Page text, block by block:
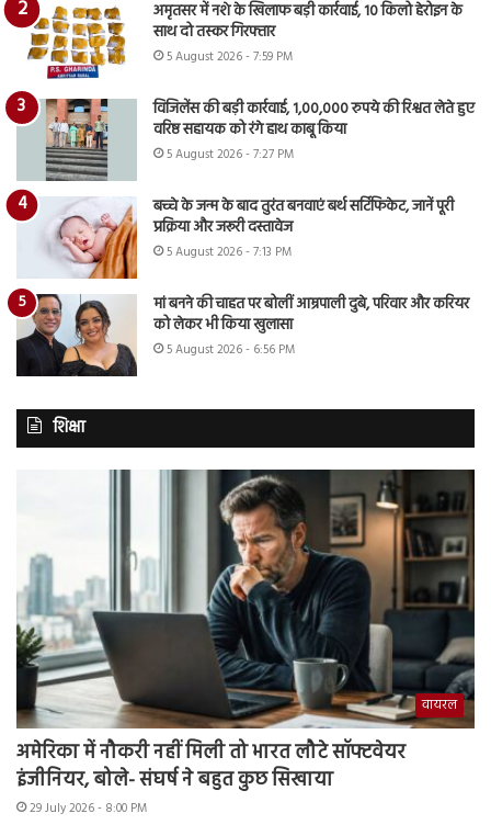
अमृतसर में नशे के खिलाफ बड़ी कार्रवाई, 10 किलो हेरोइन के
साथ दो तस्कर गिरफ्तार
5 August 2026 - 7:59 PM
विजिलेंस की बड़ी कार्रवाई, 1,00,000 रुपये की रिश्वत लेते हुए
वरिष्ठ सहायक को रंगे हाथ काबू किया
5 August 2026 - 7:27 PM
बच्चे के जन्म के बाद तुरंत बनवाएं बर्थ सर्टिफिकेट, जानें पूरी
प्रक्रिया और जरूरी दस्तावेज
5 August 2026 - 7:13 PM
मां बनने की चाहत पर बोलीं आम्रपाली दुबे, परिवार और करियर
को लेकर भी किया खुलासा
5 August 2026 - 6:56 PM
शिक्षा
वायरल
अमेरिका में नौकरी नहीं मिली तो भारत लौटे सॉफ्टवेयर
इंजीनियर, बोले- संघर्ष ने बहुत कुछ सिखाया
29 July 2026 - 8:00 PM